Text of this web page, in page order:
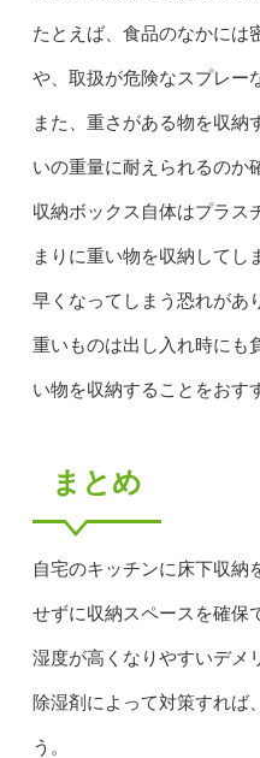
たとえば、食品のなかには
や、取扱が危険なスプレー
また、重さがある物を収納
いの重量に耐えられるのか
収納ボックス自体はプラス
まりに重い物を収納してし
早くなってしまう恐れがあ
重いものは出し入れ時にも
い物を収納することをおす
まとめ
自宅のキッチンに床下収納
せずに収納スペースを確保
湿度が高くなりやすいデメ
除湿剤によって対策すれば
う。